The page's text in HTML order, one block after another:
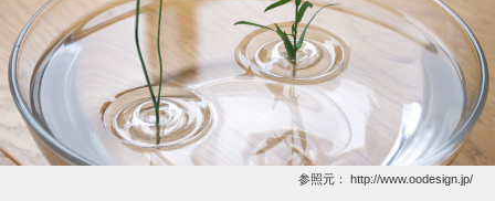
参照元： http://www.oodesign.jp/